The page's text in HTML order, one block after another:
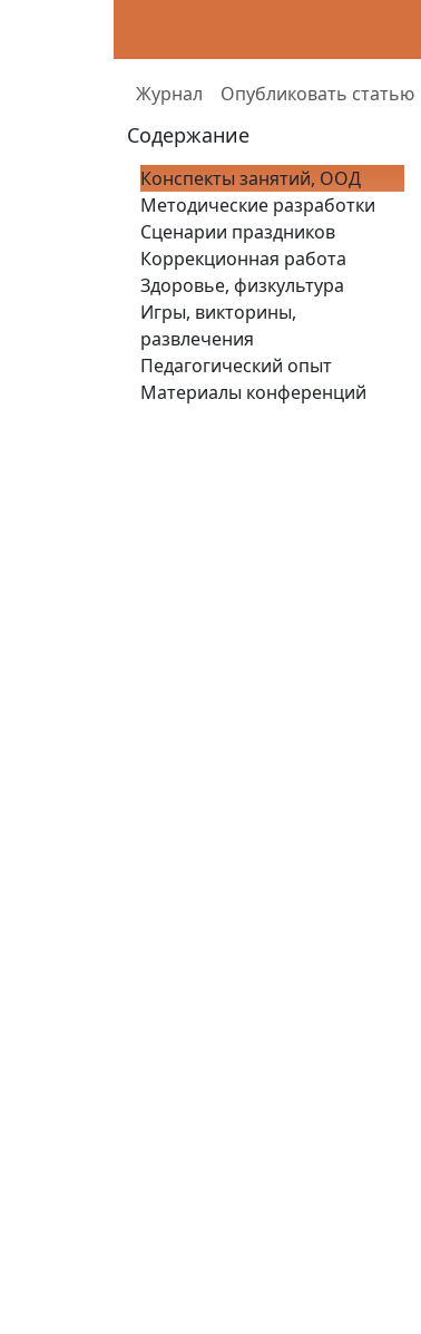
Журнал Опубликовать статью
Содержание
Конспекты занятий, ООД
Методические разработки
Сценарии праздников
Коррекционная работа
Здоровье, физкультура
Игры, викторины,
развлечения
Педагогический опыт
Материалы конференций